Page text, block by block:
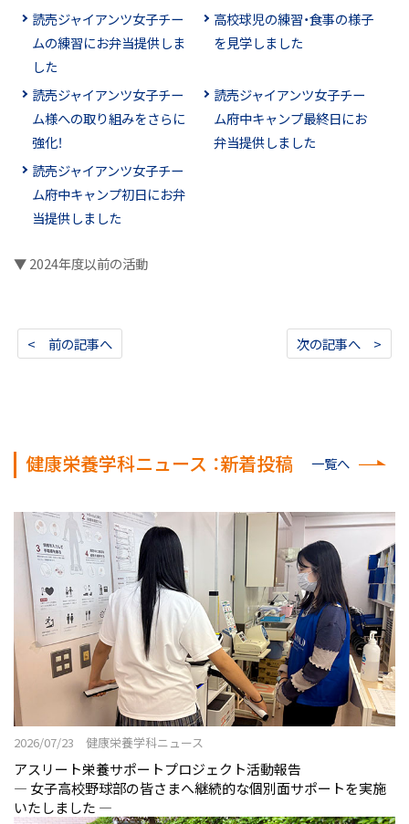
読売ジャイアンツ女子チー
ムの練習にお弁当提供しま
した
高校球児の練習・食事の様子
を見学しました
読売ジャイアンツ女子チー
ム様への取り組みをさらに
強化！
読売ジャイアンツ女子チー
ム府中キャンプ最終日にお
弁当提供しました
読売ジャイアンツ女子チー
ム府中キャンプ初日にお弁
当提供しました
▼ 2024年度以前の活動
< 前の記事へ 次の記事へ >
健康栄養学科ニュース ：新着投稿 一覧へ
2026/07/23 健康栄養学科ニュース
アスリート栄養サポートプロジェクト活動報告
― 女子高校野球部の皆さまへ継続的な個別面サポートを実施
いたしました ―